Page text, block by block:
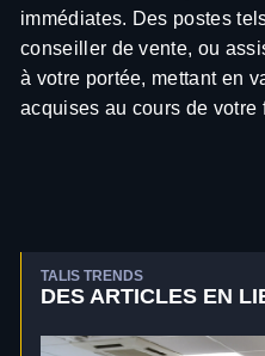
immédiates. Des postes
conseiller de vente, ou
à votre portée, mettant en
acquises au cours de votre
TALIS TRENDS
DES ARTICLES EN